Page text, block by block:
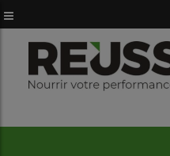
au
contenu
principal